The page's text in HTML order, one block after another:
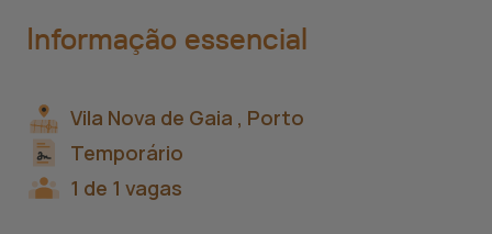
Informação essencial
Vila Nova de Gaia , Porto
Temporário
1 de 1 vagas